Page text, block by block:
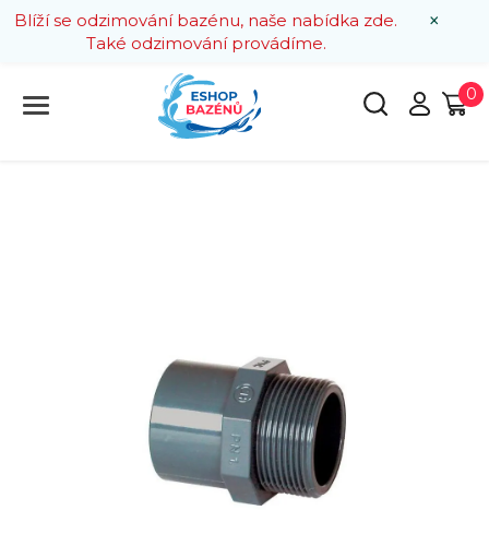
×
Blíží se odzimování bazénu, naše nabídka zde.
Také odzimování provádíme.
0